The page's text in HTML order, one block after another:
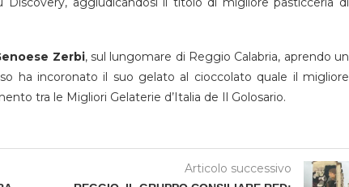
Zerbi, sul lungomare di Reggio Calabria, aprendo un
ha incoronato il suo gelato al cioccolato quale il migliore
tra le Migliori Gelaterie d’Italia de Il Golosario.
Articolo successivo